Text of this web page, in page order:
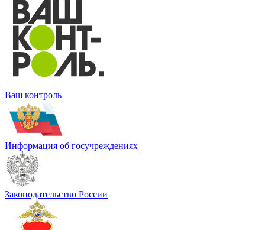
Ваш контроль
Информация об госучреждениях
Законодательство России